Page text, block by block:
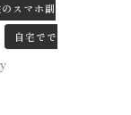
スマホ副
自宅でで